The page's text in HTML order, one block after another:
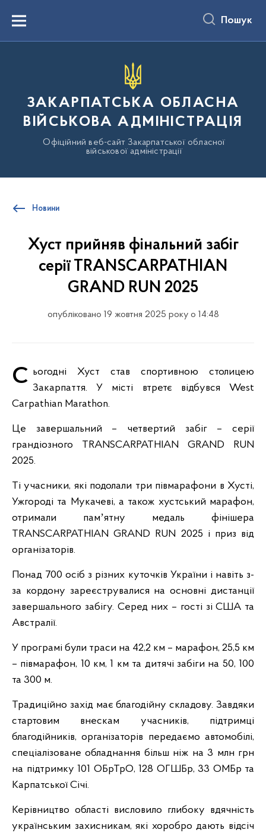
вмістуMenu Пошук
ЗАКАРПАТСЬКА ОБЛАСНА
ВІЙСЬКОВА АДМІНІСТРАЦІЯ
Офіційний веб-сайт Закарпатської обласної
військової адміністрації
Новини
Хуст прийняв фінальний забіг
серії TRANSCARPATHIAN
GRAND RUN 2025
опубліковано 19 жовтня 2025 року о 14:48
Сьогодні Хуст став спортивною столицею Закарпаття. У місті втретє відбувся West
Carpathian Marathon.
Це завершальний – четвертий забіг – серії
грандіозного TRANSCARPATHIAN GRAND RUN
2025.
Ті учасники, які подолали три півмарафони в Хусті,
Ужгороді та Мукачеві, а також хустський марафон,
отримали памʼятну медаль фінішера
TRANSCARPATHIAN GRAND RUN 2025 і приз від
організаторів.
Понад 700 осіб з різних куточків України і навіть з-
за кордону зареєструвалися на основні дистанції
завершального забігу. Серед них – гості зі США та
Австралії.
У програмі були траси на 42,2 км – марафон, 25,5 км
– півмарафон, 10 км, 1 км та дитячі забіги на 50, 100
та 300 м.
Традиційно захід має благодійну складову. Завдяки
стартовим внескам учасників, підтримці
благодійників, організаторів передаємо автомобілі,
спеціалізоване обладнання більш ніж на 3 млн грн
на підтримку 101 ОБрТрО, 128 ОГШБр, 33 ОМБр та
Карпатської Січі.
Керівництво області висловило глибоку вдячність
українським захисникам, які хоробро дають відсіч